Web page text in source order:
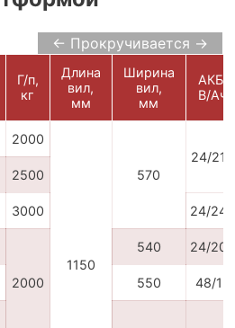
← Прокручивается →
Г/п,
кг
Длина
вил,
мм
Ширина
вил,
мм
АКБ,
В/Ач
2000
1150
570
24/210
2500
3000 24/240
2000
540 24/200
550 48/15